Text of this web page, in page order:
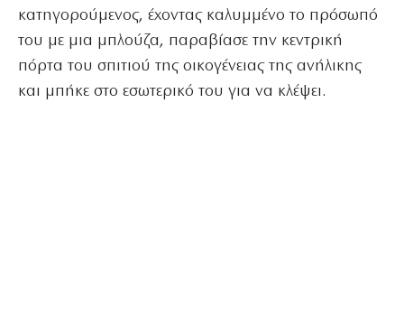
κατηγορούμενος, έχοντας καλυμμένο το πρόσωπό
του με μια μπλούζα, παραβίασε την κεντρική
πόρτα του σπιτιού της οικογένειας της ανήλικης
και μπήκε στο εσωτερικό του για να κλέψει.